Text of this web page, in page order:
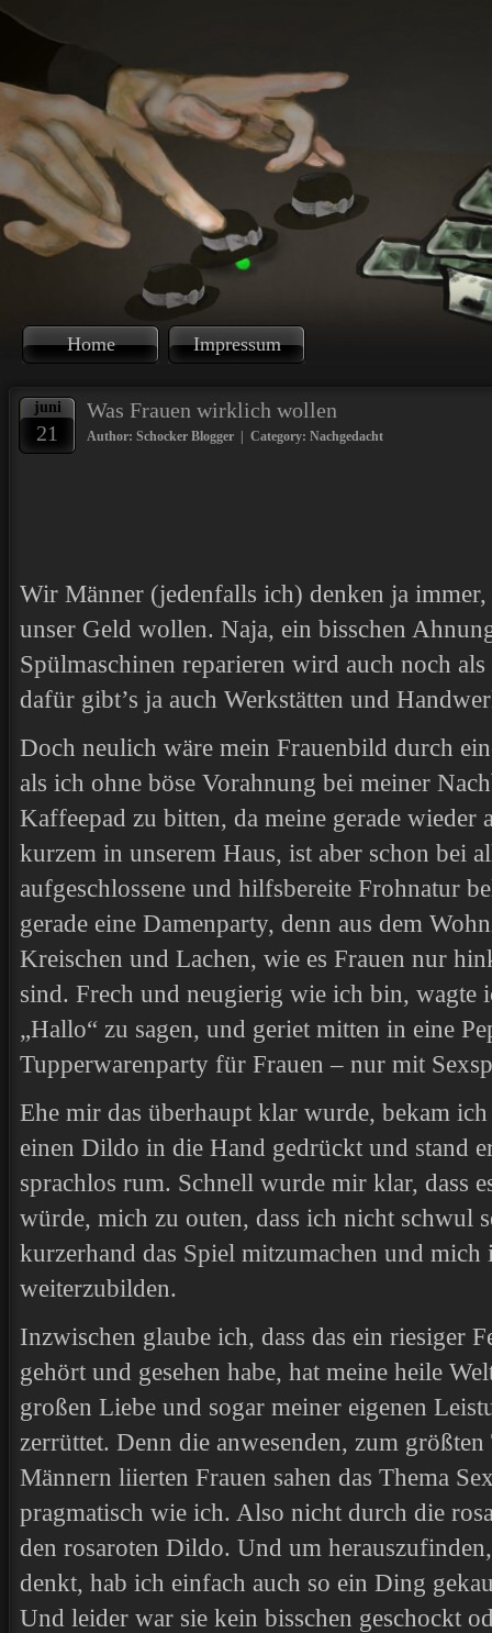
Home Impressum
juni
21
Was Frauen wirklich wollen
Author: Schocker Blogger | Category: Nachgedacht
Wir Männer (jedenfalls ich) denken ja
unser Geld wollen. Naja, ein bisschen
Spülmaschinen reparieren wird auch noch
dafür gibt’s ja auch Werkstätten und
Doch neulich wäre mein Frauenbild durch
als ich ohne böse Vorahnung bei meiner
Kaffeepad zu bitten, da meine gerade wieder
kurzem in unserem Haus, ist aber schon bei
aufgeschlossene und hilfsbereite Frohnatur
gerade eine Damenparty, denn aus dem
Kreischen und Lachen, wie es Frauen nur
sind. Frech und neugierig wie ich bin, wagte
„Hallo“ zu sagen, und geriet mitten in eine
Tupperwarenparty für Frauen – nur mit
Ehe mir das überhaupt klar wurde, bekam
einen Dildo in die Hand gedrückt und stand
sprachlos rum. Schnell wurde mir klar, dass
würde, mich zu outen, dass ich nicht schwul
kurzerhand das Spiel mitzumachen und mich
weiterzubilden.
Inzwischen glaube ich, dass das ein riesiger
gehört und gesehen habe, hat meine heile
großen Liebe und sogar meiner eigenen
zerrüttet. Denn die anwesenden, zum
Männern liierten Frauen sahen das Thema
pragmatisch wie ich. Also nicht durch die
den rosaroten Dildo. Und um
denkt, hab ich einfach auch so ein Ding
Und leider war sie kein bisschen geschockt